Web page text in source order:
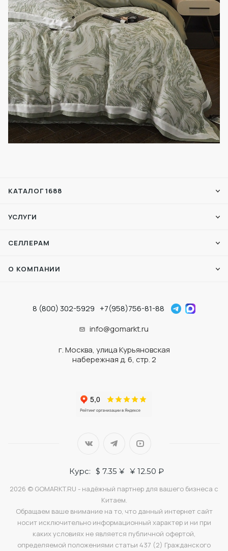
КАТАЛОГ 1688
УСЛУГИ
СЕЛЛЕРАМ
О КОМПАНИИ
8 (800) 302-5929 +7(958)756-81-88
info@gomarkt.ru
г. Москва, улица Курьяновская
набережная д. 6, стр. 2
Курс: $ 7.35 ¥ ¥ 12.50 ₽
2026 © GOMARKT.RU - надёжный партнер для вашего бизнеса с
Китаем.
Обращаем ваше внимание на то, что данный интернет сайт
носит исключительно информационный характер и ни при
каких условиях не является публичной офертой,
определяемой положениями статьи 437 (2) Гражданского